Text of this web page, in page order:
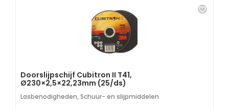
Doorslijpschijf Cubitron II T41,
Ø230×2,5×22,23mm (25/ds)
Lasbenodigheden, Schuur- en slijpmiddelen